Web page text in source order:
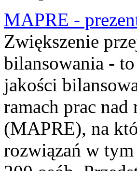
MAPRE -
Zwiększenie
bilansowania -
jakości
ramach prac
(MAPRE), na
rozwiązań w tym